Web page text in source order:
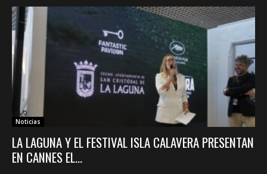
Noticias
LA LAGUNA Y EL FESTIVAL ISLA CALAVERA PRESENTAN
EN CANNES EL...